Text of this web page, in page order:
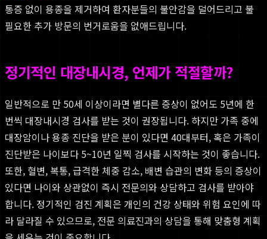
통증 없이 용종을 제거하여 환자분들의 불안감을 덜어드리고 불
필요한 추가 방문의 번거로움을 없애드립니다.
정기적인 대장내시경, 언제가 적절할까?
일반적으로 만 50세 이상이라면 별다른 증상이 없어도 5년에 한
번씩 대장내시경 검사를 받는 것이 권장됩니다. 하지만 가족 중에
대장암이나 용종 진단을 받은 분이 있다면 40대부터, 혹은 가족이
진단받은 나이보다 5~10년 일찍 검사를 시작하는 것이 좋습니다.
또한, 혈변, 복통, 급격한 체중 감소, 배변 습관의 변화 등의 증상이
있다면 나이와 상관없이 즉시 전문의와 상담하고 검사를 받아야
합니다. 정기적인 검진 계획은 개인의 건강 상태와 위험 요인에 따
라 달라질 수 있으므로, 전문 의료진과의 상담을 통해 맞춤형 계획